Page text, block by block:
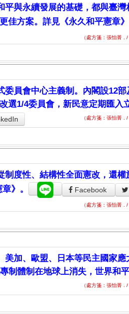
與永續發展的基礎，都與臺灣
佳方案。詳見《永久和平憲章》
（處方箋：張怡菁 .
員會中心主義制。內閣設12
1/4委員會，新民意定期匯入
（處方箋：張怡菁 .
度性、結構性全面憲改，還權
》。
Facebook
（處方箋：張怡菁 .
加、歐盟、日本等民主國家應
制體制在地球上消失，世界和平
（處方箋：張怡菁 .